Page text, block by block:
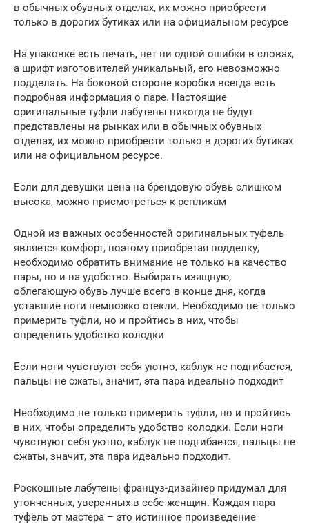
в обычных обувных отделах, их можно приобрести
только в дорогих бутиках или на официальном ресурсе
На упаковке есть печать, нет ни одной ошибки в словах,
а шрифт изготовителей уникальный, его невозможно
подделать. На боковой стороне коробки всегда есть
подробная информация о паре. Настоящие
оригинальные туфли лабутены никогда не будут
представлены на рынках или в обычных обувных
отделах, их можно приобрести только в дорогих бутиках
или на официальном ресурсе.
Если для девушки цена на брендовую обувь слишком
высока, можно присмотреться к репликам
Одной из важных особенностей оригинальных туфель
является комфорт, поэтому приобретая подделку,
необходимо обратить внимание не только на качество
пары, но и на удобство. Выбирать изящную,
облегающую обувь лучше всего в конце дня, когда
уставшие ноги немножко отекли. Необходимо не только
примерить туфли, но и пройтись в них, чтобы
определить удобство колодки
Если ноги чувствуют себя уютно, каблук не подгибается,
пальцы не сжаты, значит, эта пара идеально подходит
Необходимо не только примерить туфли, но и пройтись
в них, чтобы определить удобство колодки. Если ноги
чувствуют себя уютно, каблук не подгибается, пальцы не
сжаты, значит, эта пара идеально подходит.
Роскошные лабутены француз-дизайнер придумал для
утонченных, уверенных в себе женщин. Каждая пара
туфель от мастера – это истинное произведение